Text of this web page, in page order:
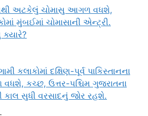
અટકેલું ચોમાસુ આગળ વધશે,
મુંબઈમાં ચોમાસાની એન્ટ્રી.
ક્યારે?
કલાકોમાં દક્ષિણ-પૂર્વ પાકિસ્તાનના
કચ્છ, ઉત્તર-પશ્ચિમ ગુજરાતના
કાલ સુધી વરસાદનું જોર રહશે.